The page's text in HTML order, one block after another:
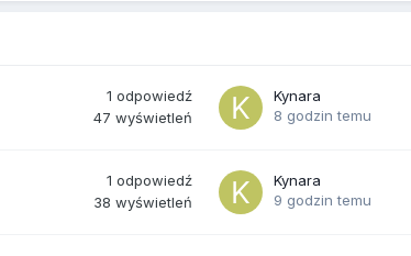
1 odpowiedź
47 wyświetleń
Kynara
8 godzin temu
1 odpowiedź
38 wyświetleń
Kynara
9 godzin temu